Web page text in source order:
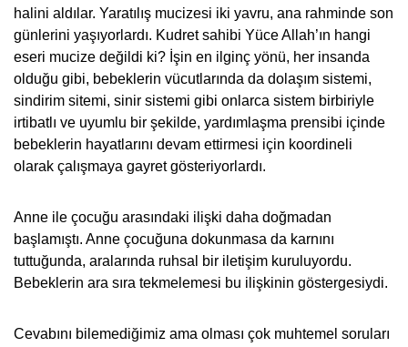
halini aldılar. Yaratılış mucizesi iki yavru, ana rahminde son
günlerini yaşıyorlardı. Kudret sahibi Yüce Allah’ın hangi
eseri mucize değildi ki? İşin en ilginç yönü, her insanda
olduğu gibi, bebeklerin vücutlarında da dolaşım sistemi,
sindirim sitemi, sinir sistemi gibi onlarca sistem birbiriyle
irtibatlı ve uyumlu bir şekilde, yardımlaşma prensibi içinde
bebeklerin hayatlarını devam ettirmesi için koordineli
olarak çalışmaya gayret gösteriyorlardı.
Anne ile çocuğu arasındaki ilişki daha doğmadan
başlamıştı. Anne çocuğuna dokunmasa da karnını
tuttuğunda, aralarında ruhsal bir iletişim kuruluyordu.
Bebeklerin ara sıra tekmelemesi bu ilişkinin göstergesiydi.
Cevabını bilemediğimiz ama olması çok muhtemel soruları